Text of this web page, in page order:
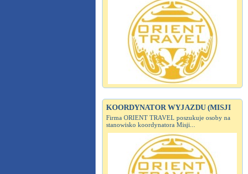
KOORDYNATOR WYJAZDU (MISJI
Firma ORIENT TRAVEL poszukuje osoby na
stanowisko koordynatora Misji...